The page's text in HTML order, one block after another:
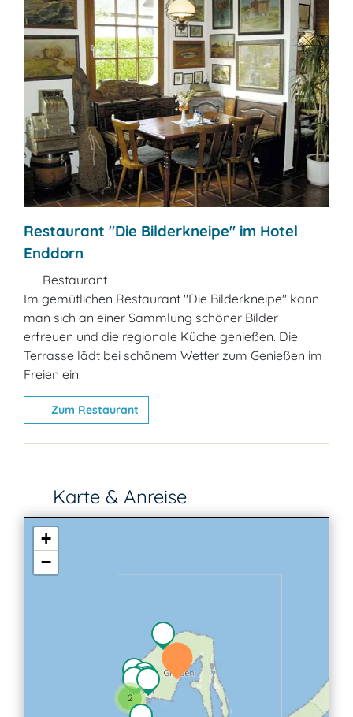
Restaurant "Die Bilderkneipe" im Hotel
Enddorn
Restaurant
Im gemütlichen Restaurant "Die Bilderkneipe" kann
man sich an einer Sammlung schöner Bilder
erfreuen und die regionale Küche genießen. Die
Terrasse lädt bei schönem Wetter zum Genießen im
Freien ein.
Zum Restaurant
Karte & Anreise
2
+
−